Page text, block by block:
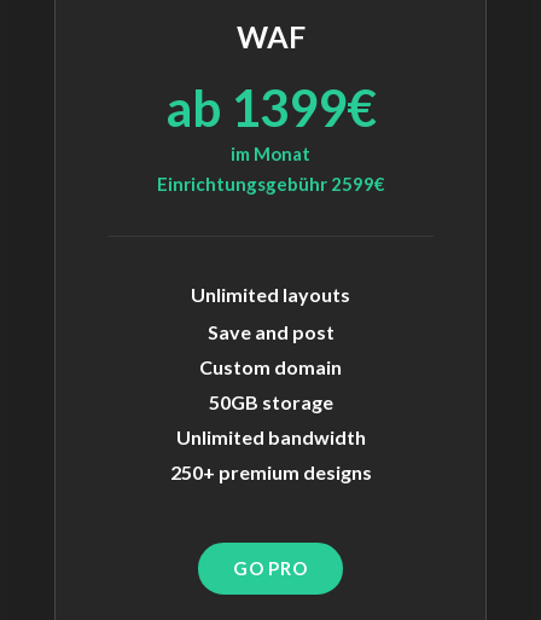
WAF
ab 1399€
im Monat
Einrichtungsgebühr 2599€
Unlimited layouts
Save and post
Custom domain
50GB storage
Unlimited bandwidth
250+ premium designs
GO PRO